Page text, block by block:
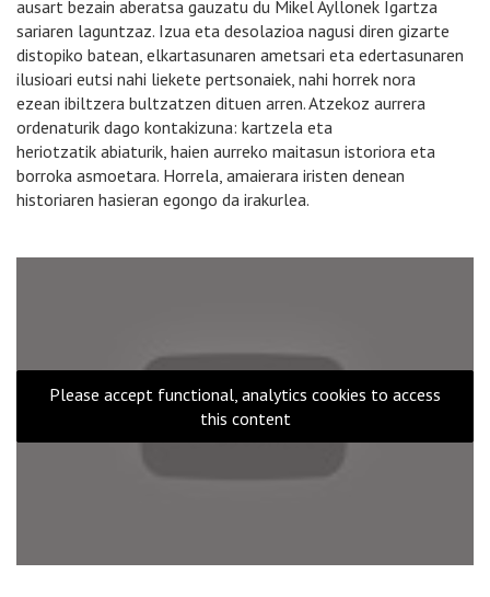
ausart bezain aberatsa gauzatu du Mikel Ayllonek Igartza
sariaren laguntzaz. Izua eta desolazioa nagusi diren gizarte
distopiko batean, elkartasunaren ametsari eta edertasunaren
ilusioari eutsi nahi liekete pertsonaiek, nahi horrek nora
ezean ibiltzera bultzatzen dituen arren. Atzekoz aurrera
ordenaturik dago kontakizuna: kartzela eta
heriotzatik abiaturik, haien aurreko maitasun istoriora eta
borroka asmoetara. Horrela, amaierara iristen denean
historiaren hasieran egongo da irakurlea.
Please accept functional, analytics cookies to access
this content